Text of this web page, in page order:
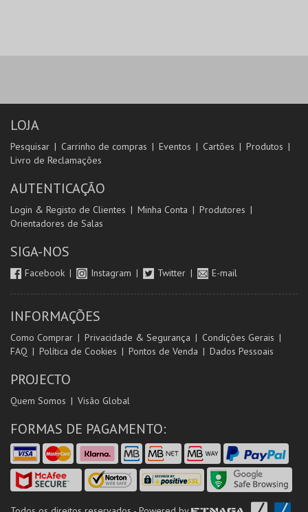
LOJA
Pesquisar Carrinho de compras Eventos Cartões
Produtos
Livro de Reclamações
AUTENTICAÇÃO
Login & Registo de Clientes Minha Conta
Produtores
Orientadores de Salas
SIGA-NOS
Facebook Instagram Twitter E-mail
INFORMAÇÕES
Como Comprar Privacidade & Segurança
Condições Gerais
FAQ
Política de Cookies Pontos de Venda Dados Pessoais
PROJECTO
Quem Somos Visão Global
FORMAS DE PAGAMENTO: